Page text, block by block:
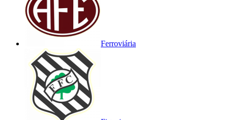
Ferroviária